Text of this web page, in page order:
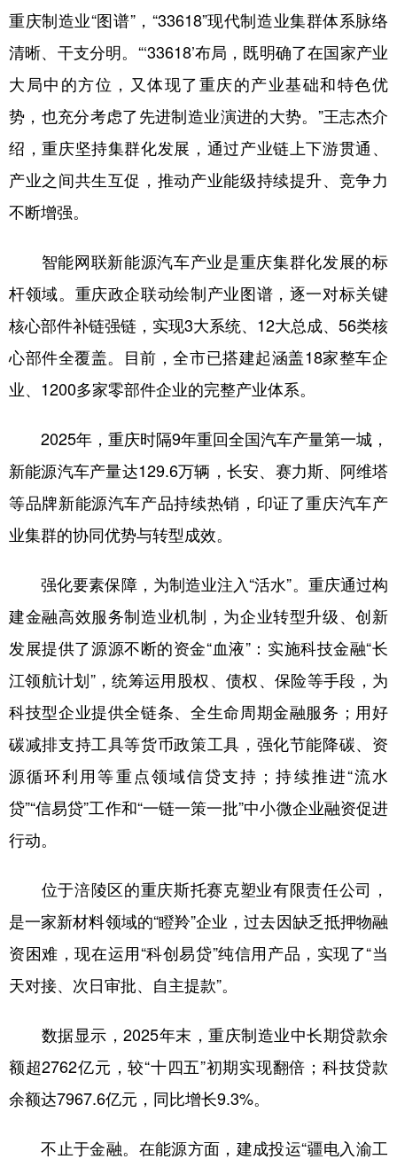
重庆制造业“图谱”，“33618”现代制造业集群体系脉络
清晰、干支分明。“‘33618’布局，既明确了在国家产业
大局中的方位，又体现了重庆的产业基础和特色优
势，也充分考虑了先进制造业演进的大势。”王志杰介
绍，重庆坚持集群化发展，通过产业链上下游贯通、
产业之间共生互促，推动产业能级持续提升、竞争力
不断增强。
智能网联新能源汽车产业是重庆集群化发展的标
杆领域。重庆政企联动绘制产业图谱，逐一对标关键
核心部件补链强链，实现3大系统、12大总成、56类核
心部件全覆盖。目前，全市已搭建起涵盖18家整车企
业、1200多家零部件企业的完整产业体系。
2025年，重庆时隔9年重回全国汽车产量第一城，
新能源汽车产量达129.6万辆，长安、赛力斯、阿维塔
等品牌新能源汽车产品持续热销，印证了重庆汽车产
业集群的协同优势与转型成效。
强化要素保障，为制造业注入“活水”。重庆通过构
建金融高效服务制造业机制，为企业转型升级、创新
发展提供了源源不断的资金“血液”：实施科技金融“长
江领航计划”，统筹运用股权、债权、保险等手段，为
科技型企业提供全链条、全生命周期金融服务；用好
碳减排支持工具等货币政策工具，强化节能降碳、资
源循环利用等重点领域信贷支持；持续推进“流水
贷”“信易贷”工作和“一链一策一批”中小微企业融资促进
行动。
位于涪陵区的重庆斯托赛克塑业有限责任公司，
是一家新材料领域的“瞪羚”企业，过去因缺乏抵押物融
资困难，现在运用“科创易贷”纯信用产品，实现了“当
天对接、次日审批、自主提款”。
数据显示，2025年末，重庆制造业中长期贷款余
额超2762亿元，较“十四五”初期实现翻倍；科技贷款
余额达7967.6亿元，同比增长9.3%。
不止于金融。在能源方面，建成投运“疆电入渝工